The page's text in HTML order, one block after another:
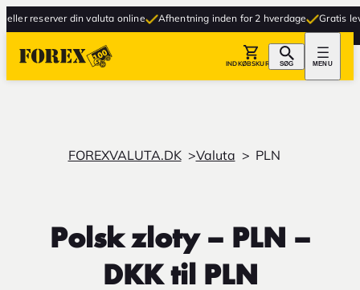
reserver din valuta online Afhentning inden for 2 hverdage Gratis
INDKØBSKURV SØG MENU
FOREXVALUTA.DK Valuta PLN
Polsk zloty – PLN –
DKK til PLN